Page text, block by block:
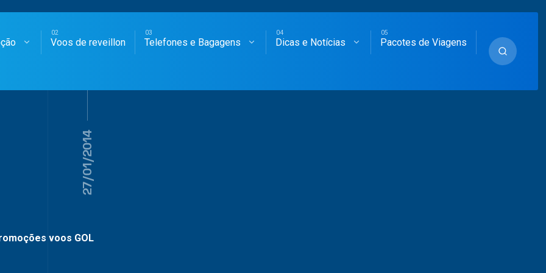
AÉREAS
Voos de reveillon Telefones e Bagagens Dicas e Notícias Pacotes de Viagens
27/01/2014
voos GOL